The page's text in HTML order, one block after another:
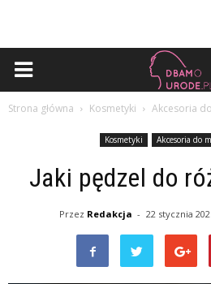
Strona główna Kosmetyki Akcesoria
Kosmetyki Akcesoria do
Jaki pędzel do
Przez Redakcja - 22 stycznia